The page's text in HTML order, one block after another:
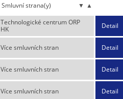
Smluvní strana(y) ▲
▼
Technologické centrum ORP
HK
Detail
Více smluvních stran Detail
Více smluvních stran Detail
Více smluvních stran Detail